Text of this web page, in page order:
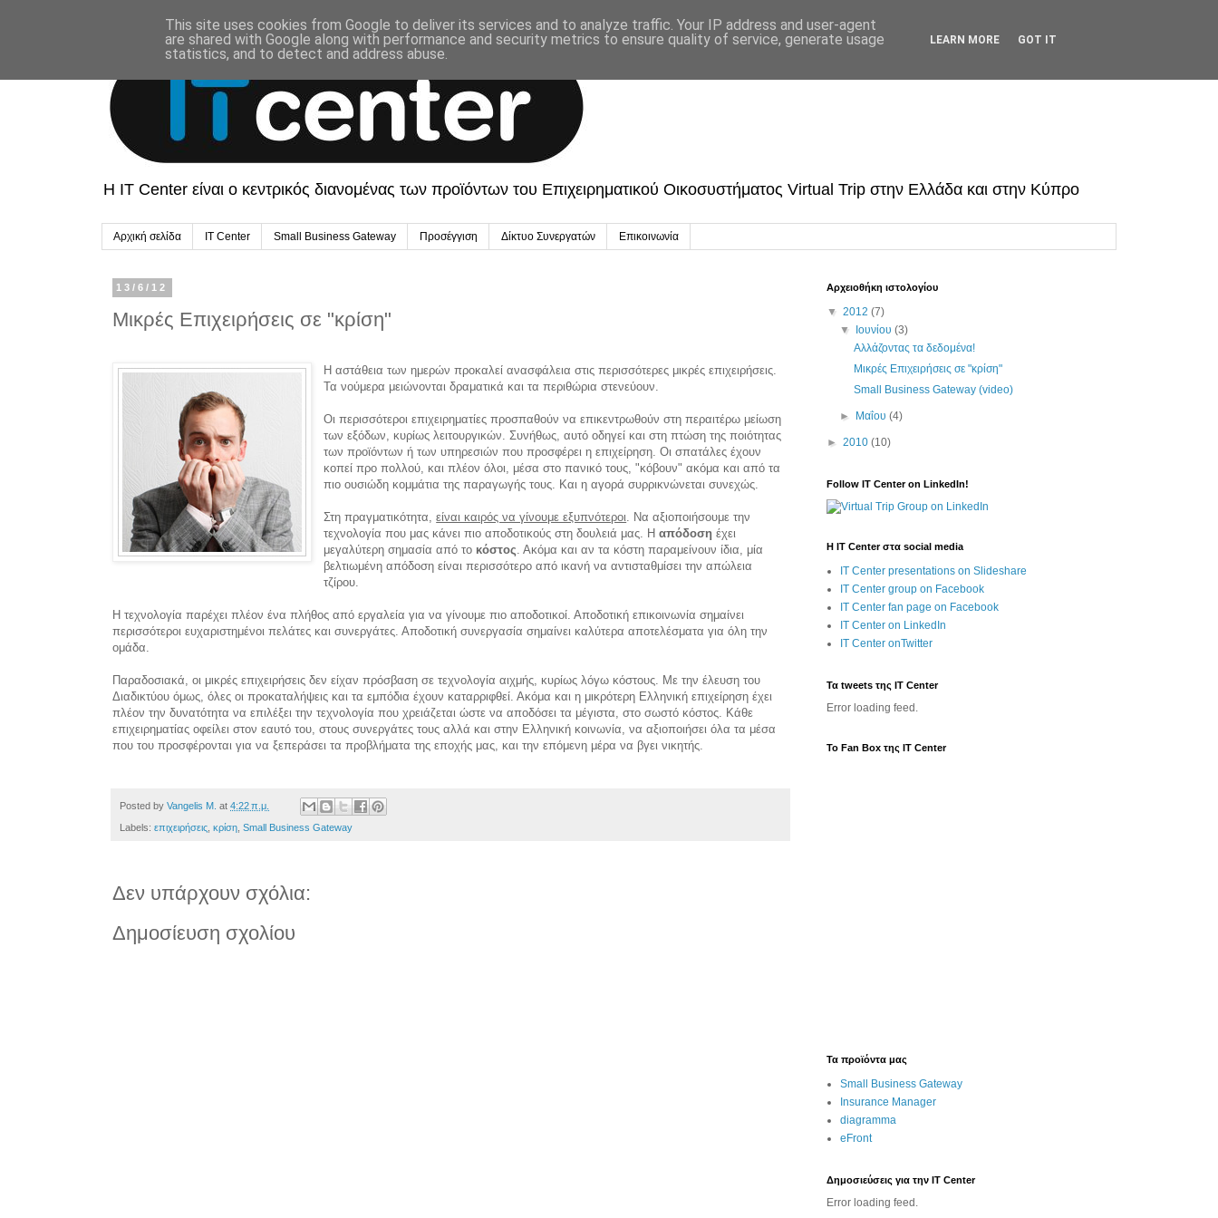
Η ΙΤ Center είναι ο κεντρικός διανομένας των προϊόντων του Επιχειρηματικού Οικοσυστήματος Virtual Trip στην Ελλάδα και στην Κύπρο
Αρχική σελίδα IT Center Small Business Gateway Προσέγγιση Δίκτυο Συνεργατών Επικοινωνία
13/6/12
Μικρές Επιχειρήσεις σε "κρίση"
Η αστάθεια των ημερών προκαλεί ανασφάλεια στις περισσότερες μικρές επιχειρήσεις.
Τα νούμερα μειώνονται δραματικά και τα περιθώρια στενεύουν.
Οι περισσότεροι επιχειρηματίες προσπαθούν να επικεντρωθούν στη περαιτέρω μείωση
των εξόδων, κυρίως λειτουργικών. Συνήθως, αυτό οδηγεί και στη πτώση της ποιότητας
των προϊόντων ή των υπηρεσιών που προσφέρει η επιχείρηση. Οι σπατάλες έχουν
κοπεί προ πολλού, και πλέον όλοι, μέσα στο πανικό τους, "κόβουν" ακόμα και από τα
πιο ουσιώδη κομμάτια της παραγωγής τους. Και η αγορά συρρικνώνεται συνεχώς.
Στη πραγματικότητα,είναι καιρός να γίνουμε εξυπνότεροι. Να αξιοποιήσουμε την
τεχνολογία που μας κάνει πιο αποδοτικούς στη δουλειά μας. Ηαπόδοση έχει
μεγαλύτερη σημασία από το κόστος. Ακόμα και αν τα κόστη παραμείνουν ίδια, μία
βελτιωμένη απόδοση είναι περισσότερο από ικανή να αντισταθμίσει την απώλεια
τζίρου.
Η τεχνολογία παρέχει πλέον ένα πλήθος από εργαλεία για να γίνουμε πιο αποδοτικοί. Αποδοτική επικοινωνία σημαίνει
περισσότεροι ευχαριστημένοι πελάτες και συνεργάτες. Αποδοτική συνεργασία σημαίνει καλύτερα αποτελέσματα για όλη την
ομάδα.
Παραδοσιακά, οι μικρές επιχειρήσεις δεν είχαν πρόσβαση σε τεχνολογία αιχμής, κυρίως λόγω κόστους. Με την έλευση του
Διαδικτύου όμως, όλες οι προκαταλήψεις και τα εμπόδια έχουν καταρριφθεί. Ακόμα και η μικρότερη Ελληνική επιχείρηση έχει
πλέον την δυνατότητα να επιλέξει την τεχνολογία που χρειάζεται ώστε να αποδόσει τα μέγιστα, στο σωστό κόστος. Κάθε
επιχειρηματίας οφείλει στον εαυτό του, στους συνεργάτες τους αλλά και στην Ελληνική κοινωνία, να αξιοποιήσει όλα τα μέσα
που του προσφέρονται για να ξεπεράσει τα προβλήματα της εποχής μας, και την επόμενη μέρα να βγει νικητής.
Posted by Vangelis M. at 4:22 π.μ.
Labels: επιχειρήσεις, κρίση, Small Business Gateway
Δεν υπάρχουν σχόλια:
Δημοσίευση σχολίου
Αρχειοθήκη ιστολογίου
▼ 2012 (7)
▼
Ιουνίου(3)
Αλλάζοντας τα δεδομένα!
Μικρές Επιχειρήσεις σε "κρίση"
Small Business Gateway (video)
► Μαΐου(4)
► 2010 (10)
Follow IT Center on LinkedIn!
Η IT Center στα social media
IT Center presentations on Slideshare
IT Center group on Facebook
IT Center fan page on Facebook
IT Center on LinkedIn
IT Center onTwitter
Τα tweets της IT Center
Error loading feed.
To Fan Box της IT Center
Τα προϊόντα μας
Small Business Gateway
Insurance Manager
diagramma
eFront
Δημοσιεύσεις για την IT Center
Error loading feed.
This site uses cookies from Google to deliver its services and to analyze traffic. Your IP address and user-agent
are shared with Google along with performance and security metrics to ensure quality of service, generate usage
statistics, and to detect and address abuse.
LEARN MORE GOT IT